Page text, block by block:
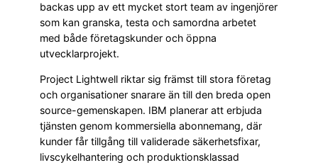
backas upp av ett mycket stort team av ingenjörer
som kan granska, testa och samordna arbetet
med både företagskunder och öppna
utvecklarprojekt.
Project Lightwell riktar sig främst till stora företag
och organisationer snarare än till den breda open
source-gemenskapen. IBM planerar att erbjuda
tjänsten genom kommersiella abonnemang, där
kunder får tillgång till validerade säkerhetsfixar,
livscykelhantering och produktionsklassad